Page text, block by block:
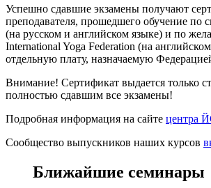
Успешно сдавшие экзамены получают
преподавателя, прошедшего обучение по
(на русском и английском языке) и по
International Yoga Federation (на
отдельную плату, назначаемую
Внимание! Сертификат выдается только
полностью сдавшим все экзамены!
Подробная информация на сайте центра
Сообщество выпускников наших курсов
Ближайшие семинары